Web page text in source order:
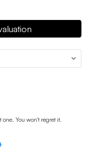
You won't regret it.